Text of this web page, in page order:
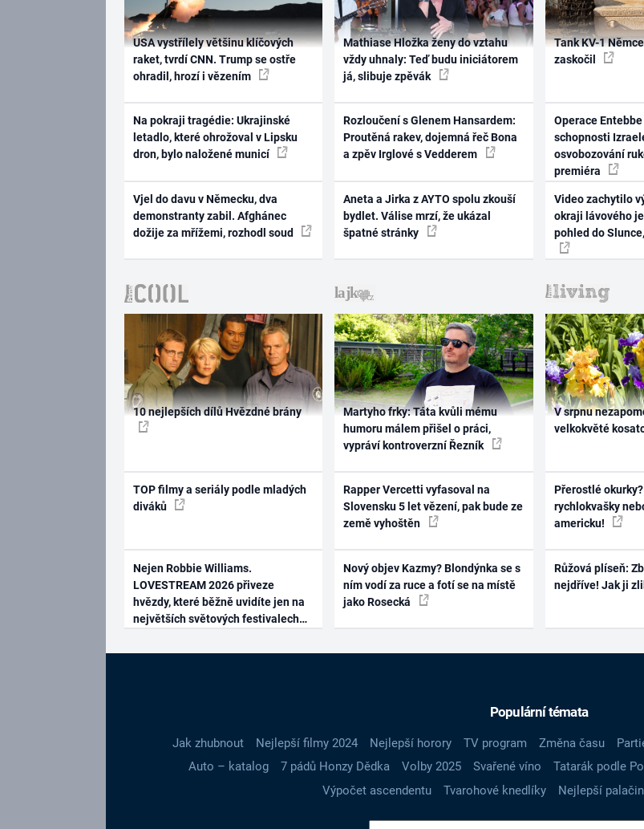
USA vystřílely většinu klíčových
raket, tvrdí CNN. Trump se ostře
ohradil, hrozí i vězením
Na pokraji tragédie: Ukrajinské
letadlo, které ohrožoval v Lipsku
dron, bylo naložené municí
Vjel do davu v Německu, dva
demonstranty zabil. Afghánec
dožije za mřížemi, rozhodl soud
Mathiase Hložka ženy do vztahu
vždy uhnaly: Teď budu iniciátorem
já, slibuje zpěvák
Rozloučení s Glenem Hansardem:
Proutěná rakev, dojemná řeč Bona
a zpěv Irglové s Vedderem
Aneta a Jirka z AYTO spolu zkouší
bydlet. Válise mrzí, že ukázal
špatné stránky
Tank KV-1
zaskočil
Operace
schopnosti
osvobozování
premiéra
Video zachytilo
okraji lávového
pohled do
10 nejlepších dílů Hvězdné brány
TOP filmy a seriály podle mladých
diváků
Nejen Robbie Williams.
LOVESTREAM 2026 přiveze
hvězdy, které běžně uvidíte jen na
největších světových festivalech
Martyho frky: Táta kvůli mému
humoru málem přišel o práci,
vypráví kontroverzní Řezník
Rapper Vercetti vyfasoval na
Slovensku 5 let vězení, pak bude ze
země vyhoštěn
Nový objev Kazmy? Blondýnka se s
ním vodí za ruce a fotí se na místě
jako Rosecká
V srpnu
velkokvěté
Přerostlé
rychlokvašky
americku!
Růžová plíseň:
nejdříve! Jak ji
Populární témata
Jak zhubnout Nejlepší filmy 2024 Nejlepší horory TV program Změna času
Auto – katalog
7 pádů Honzy Dědka Volby 2025 Svařené víno Tatarák podle
Výpočet ascendentu
Tvarohové knedlíky Nejlepší